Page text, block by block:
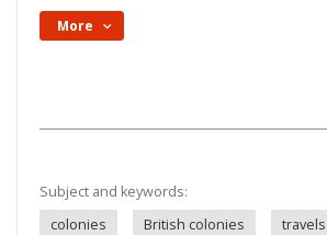
More
Subject and keywords:
colonies
British colonies
travels